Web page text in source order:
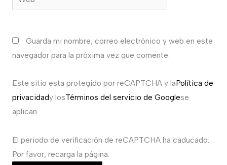
Guarda mi nombre, correo electrónico y web en este
navegador para la próxima vez que comente.
Este sitio esta protegido por reCAPTCHA y laPolítica de
privacidady losTérminos del servicio de Googlese
aplican.
El periodo de verificación de reCAPTCHA ha caducado.
Por favor, recarga la página.